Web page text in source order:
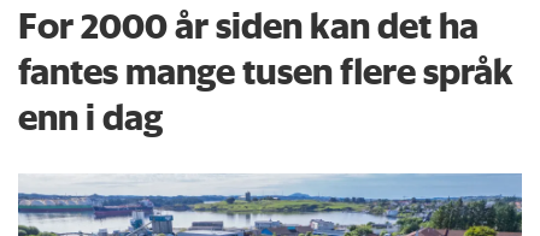
For 2000 år siden kan det ha
fantes mange tusen flere språk
enn i dag